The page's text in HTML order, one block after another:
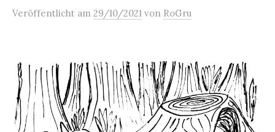
Veröffentlicht am 29/10/2021 von RoGru